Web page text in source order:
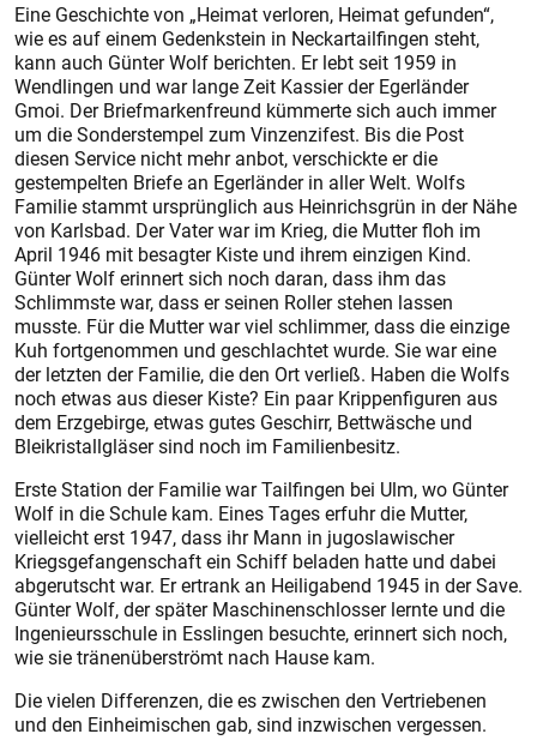
Eine Geschichte von „Heimat verloren, Heimat gefunden“,
wie es auf einem Gedenkstein in Neckartailfingen steht,
kann auch Günter Wolf berichten. Er lebt seit 1959 in
Wendlingen und war lange Zeit Kassier der Egerländer
Gmoi. Der Briefmarkenfreund kümmerte sich auch immer
um die Sonderstempel zum Vinzenzifest. Bis die Post
diesen Service nicht mehr anbot, verschickte er die
gestempelten Briefe an Egerländer in aller Welt. Wolfs
Familie stammt ursprünglich aus Heinrichsgrün in der Nähe
von Karlsbad. Der Vater war im Krieg, die Mutter floh im
April 1946 mit besagter Kiste und ihrem einzigen Kind.
Günter Wolf erinnert sich noch daran, dass ihm das
Schlimmste war, dass er seinen Roller stehen lassen
musste. Für die Mutter war viel schlimmer, dass die einzige
Kuh fortgenommen und geschlachtet wurde. Sie war eine
der letzten der Familie, die den Ort verließ. Haben die Wolfs
noch etwas aus dieser Kiste? Ein paar Krippenfiguren aus
dem Erzgebirge, etwas gutes Geschirr, Bettwäsche und
Bleikristallgläser sind noch im Familienbesitz.
Erste Station der Familie war Tailfingen bei Ulm, wo Günter
Wolf in die Schule kam. Eines Tages erfuhr die Mutter,
vielleicht erst 1947, dass ihr Mann in jugoslawischer
Kriegsgefangenschaft ein Schiff beladen hatte und dabei
abgerutscht war. Er ertrank an Heiligabend 1945 in der Save.
Günter Wolf, der später Maschinenschlosser lernte und die
Ingenieursschule in Esslingen besuchte, erinnert sich noch,
wie sie tränenüberströmt nach Hause kam.
Die vielen Differenzen, die es zwischen den Vertriebenen
und den Einheimischen gab, sind inzwischen vergessen.